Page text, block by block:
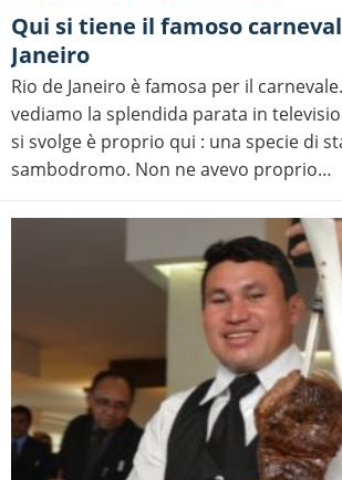
Qui si tiene il famoso carnevale di Rio De
Janeiro
Rio de Janeiro è famosa per il
vediamo la splendida parata in
si svolge è proprio qui : una specie di
sambodromo. Non ne avevo proprio…